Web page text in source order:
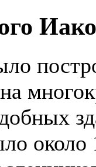
около